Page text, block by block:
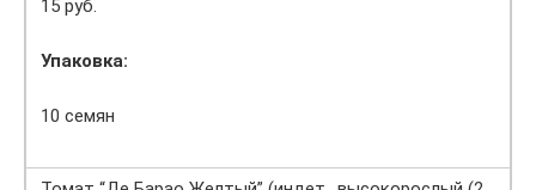
15 руб.
Упаковка:
10 семян